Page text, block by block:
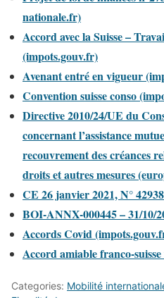
nationale.fr)
Accord avec la Suisse –
(impots.gouv.fr)
Avenant entré en vigueur
Convention suisse conso
Directive 2010/24/UE du
concernant l’assistance
recouvrement des créances
droits et autres mesures
CE 26 janvier 2021, N°
BOI-ANNX-000445 – 31/10/
Accords Covid
Accord amiable franco-
Categories: Mobilité